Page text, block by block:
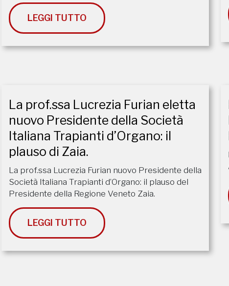
LEGGI TUTTO
La prof.ssa Lucrezia Furian eletta
nuovo Presidente della Società
Italiana Trapianti d’Organo: il
plauso di Zaia.
La prof.ssa Lucrezia Furian nuovo Presidente della
Società Italiana Trapianti d’Organo: il plauso del
Presidente della Regione Veneto Zaia.
LEGGI TUTTO